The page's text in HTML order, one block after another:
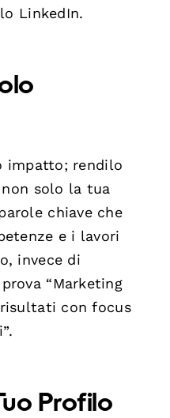
LinkedIn.
impatto; rendilo
solo la tua
chiave che
e i lavori
invece di
“Marketing
con focus
Profilo